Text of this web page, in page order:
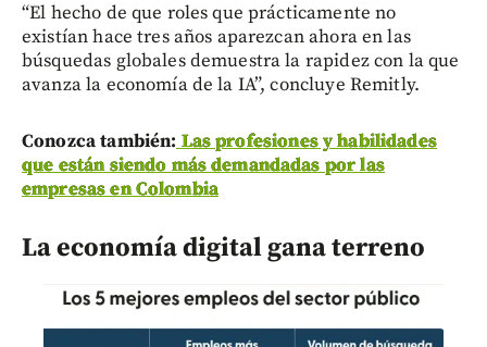
“El hecho de que roles que prácticamente no
existían hace tres años aparezcan ahora en las
búsquedas globales demuestra la rapidez con la que
avanza la economía de la IA”, concluye Remitly.
Conozca también: Las profesiones y habilidades
que están siendo más demandadas por las
empresas en Colombia
La economía digital gana terreno